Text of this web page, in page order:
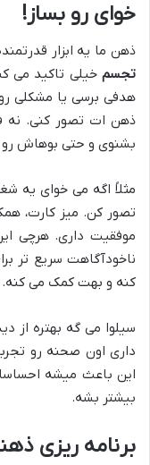
خوای رو بساز!
ذهن ما یه ابزار
تجسم خیلی تاکید می
هدفی برسی یا مشکلی
ذهن ات تصور کنی. نه
بشنوی و حتی بوهاش
مثلاً اگه می خوای یه
تصور کن. میز کارت،
موفقیت داری. هرچی
ناخودآگاهت سریع تر
کنه و بهت کمک می کنه.
سیلوا می گه بهتره از
داری اون صحنه رو
این باعث میشه
بیشتر بشه.
برنامه ریزی